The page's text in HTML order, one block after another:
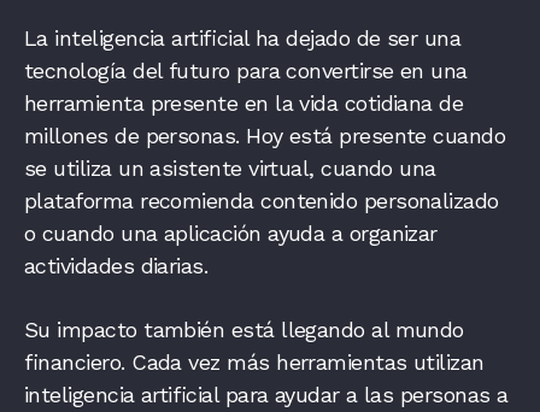
La inteligencia artificial ha dejado de ser una
tecnología del futuro para convertirse en una
herramienta presente en la vida cotidiana de
millones de personas. Hoy está presente cuando
se utiliza un asistente virtual, cuando una
plataforma recomienda contenido personalizado
o cuando una aplicación ayuda a organizar
actividades diarias.
Su impacto también está llegando al mundo
financiero. Cada vez más herramientas utilizan
inteligencia artificial para ayudar a las personas a